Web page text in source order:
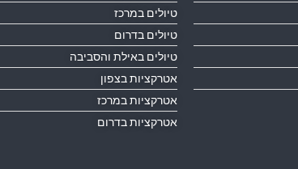
טיולים במרכז
טיולים בדרום
טיולים באילת והסביבה
אטרקציות בצפון
אטרקציות במרכז
אטרקציות בדרום